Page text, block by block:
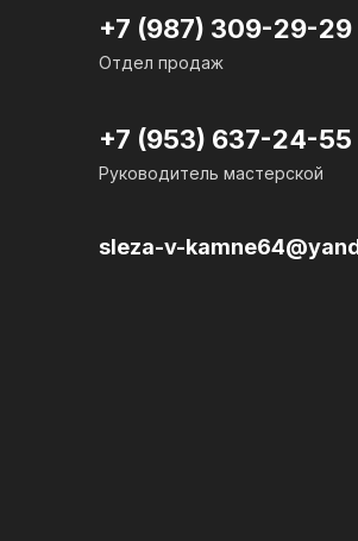
sleza-v-
+7 (987) 309-29-29
Отдел продаж
+7 (953) 637-24-55
Руководитель мастерской